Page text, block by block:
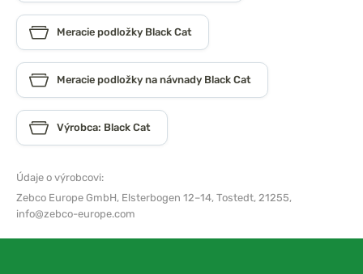
Meracie podložky Black Cat
Meracie podložky na návnady Black Cat
Výrobca: Black Cat
Údaje o výrobcovi:
Zebco Europe GmbH, Elsterbogen 12–14, Tostedt, 21255,
info@zebco-europe.com